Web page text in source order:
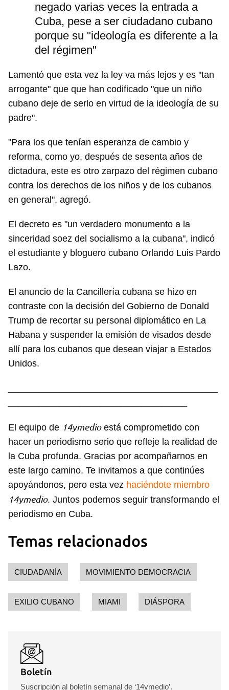
Guardar como favorito
Para poder guardar como favorito, primero has de
iniciar sesión con tu cuenta de 14ymedio.
negado varias veces la entrada a
Cuba, pese a ser ciudadano cubano
porque su "ideología es diferente a la
del régimen"
Lamentó que esta vez la ley va más lejos y es "tan
arrogante" que que han codificado "que un niño
cubano deje de serlo en virtud de la ideología de su
padre".
"Para los que tenían esperanza de cambio y
reforma, como yo, después de sesenta años de
dictadura, este es otro zarpazo del régimen cubano
contra los derechos de los niños y de los cubanos
en general", agregó.
El decreto es "un verdadero monumento a la
sinceridad soez del socialismo a la cubana", indicó
el estudiante y bloguero cubano Orlando Luis Pardo
Lazo.
El anuncio de la Cancillería cubana se hizo en
contraste con la decisión del Gobierno de Donald
Trump de recortar su personal diplomático en La
Habana y suspender la emisión de visados desde
allí para los cubanos que desean viajar a Estados
Unidos.
El equipo de 14ymedioestá comprometido con
hacer un periodismo serio que refleje la realidad de
la Cuba profunda. Gracias por acompañarnos en
este largo camino. Te invitamos a que continúes
apoyándonos, pero esta vez haciéndote miembro
14ymedio. Juntos podemos seguir transformando el
periodismo en Cuba.
Temas relacionados
CIUDADANÍA MOVIMIENTO DEMOCRACIA
EXILIO CUBANO MIAMI DIÁSPORA
Boletín
Suscripción al boletín semanal de ‘14ymedio’.